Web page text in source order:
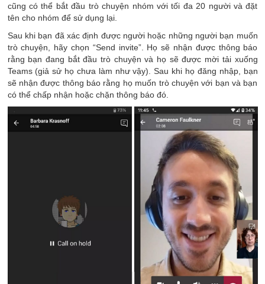
cũng có thể bắt đầu trò chuyện nhóm với tối đa 20 người và đặt
tên cho nhóm để sử dụng lại.
Sau khi bạn đã xác định được người hoặc những người bạn muốn
trò chuyện, hãy chọn “Send invite”. Họ sẽ nhận được thông báo
rằng bạn đang bắt đầu trò chuyện và họ sẽ được mời tải xuống
Teams (giả sử họ chưa làm như vậy). Sau khi họ đăng nhập, bạn
sẽ nhận được thông báo rằng họ muốn trò chuyện với bạn và bạn
có thể chấp nhận hoặc chặn thông báo đó.